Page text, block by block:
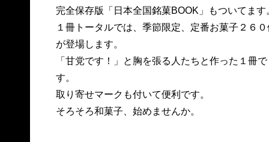
完全保存版「日本全国銘菓BOOK」もついてます
１冊トータルでは、季節限定、定番お菓子２６０
が登場します。
「甘党です！」と胸を張る人たちと作った１冊で
す。
取り寄せマークも付いて便利です。
そろそろ和菓子、始めませんか。